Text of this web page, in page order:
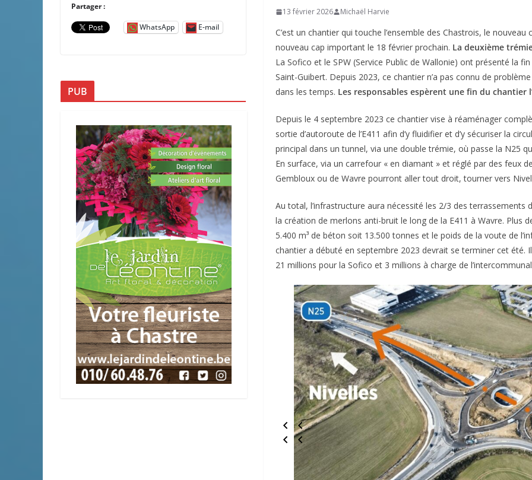
13 février 2026 Michaël Harvie
C’est un chantier qui touche l’ensemble des Chastrois, le
nouveau cap important le 18 février prochain. La deuxième
La Sofico et le SPW (Service Public de Wallonie) ont présenté la
Saint-Guibert. Depuis 2023, ce chantier n’a pas connu de
dans les temps. Les responsables espèrent une fin du chantier
Depuis le 4 septembre 2023 ce chantier vise à réaménager
sortie d’autoroute de l’E411 afin d’y fluidifier et d’y sécuriser la
principal dans un tunnel, via une double trémie, où passe la N25
En surface, via un carrefour « en diamant » et réglé par des feux
Gembloux ou de Wavre pourront aller tout droit, tourner vers
Au total, l’infrastructure aura nécessité les 2/3 des
la création de merlons anti-bruit le long de la E411 à Wavre. Plus
5.400 m³ de béton soit 13.500 tonnes et le poids de la voute de
chantier a débuté en septembre 2023 devrait se terminer cet été.
21 millions pour la Sofico et 3 millions à charge de
Partager :
WhatsApp E-mail
PUB